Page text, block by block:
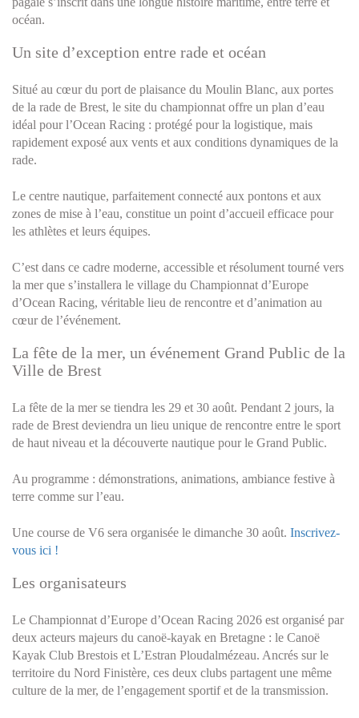
océan.
Un site d’exception entre rade et océan
Situé au cœur du port de plaisance du Moulin Blanc, aux portes
de la rade de Brest, le site du championnat offre un plan d’eau
idéal pour l’Ocean Racing : protégé pour la logistique, mais
rapidement exposé aux vents et aux conditions dynamiques de la
rade.
Le centre nautique, parfaitement connecté aux pontons et aux
zones de mise à l’eau, constitue un point d’accueil efficace pour
les athlètes et leurs équipes.
C’est dans ce cadre moderne, accessible et résolument tourné vers
la mer que s’installera le village du Championnat d’Europe
d’Ocean Racing, véritable lieu de rencontre et d’animation au
cœur de l’événement.
La fête de la mer, un événement Grand Public de la
Ville de Brest
La fête de la mer se tiendra les 29 et 30 août. Pendant 2 jours, la
rade de Brest deviendra un lieu unique de rencontre entre le sport
de haut niveau et la découverte nautique pour le Grand Public.
Au programme : démonstrations, animations, ambiance festive à
terre comme sur l’eau.
Une course de V6 sera organisée le dimanche 30 août. Inscrivez-
vous ici !
Les organisateurs
Le Championnat d’Europe d’Ocean Racing 2026 est organisé par
deux acteurs majeurs du canoë-kayak en Bretagne : le Canoë
Kayak Club Brestois et L’Estran Ploudalmézeau. Ancrés sur le
territoire du Nord Finistère, ces deux clubs partagent une même
culture de la mer, de l’engagement sportif et de la transmission.